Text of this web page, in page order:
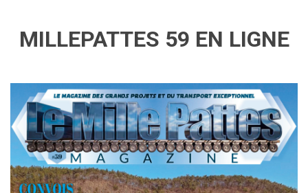
MILLEPATTES 59 EN LIGNE